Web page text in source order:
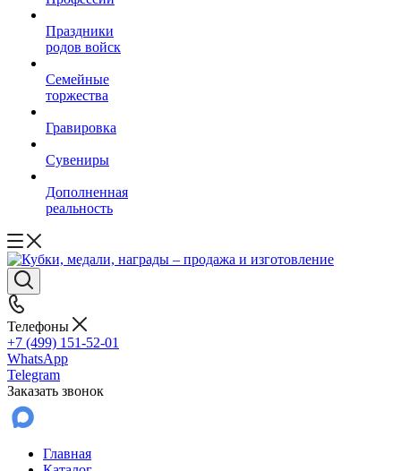
Праздники
родов войск
Семейные
торжества
Гравировка
Сувениры
Дополненная
реальность
Телефоны
+7 (499) 151-52-01
WhatsApp
Telegram
Заказать звонок
Главная